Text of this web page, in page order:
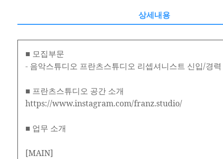
상세내용
■ 모집부문
- 음악스튜디오 프란츠스튜디오 리셉셔니스트 신입/경
■ 프란츠스튜디오 공간 소개
https://www.instagram.com/franz.studio/
■ 업무 소개
[MAIN]